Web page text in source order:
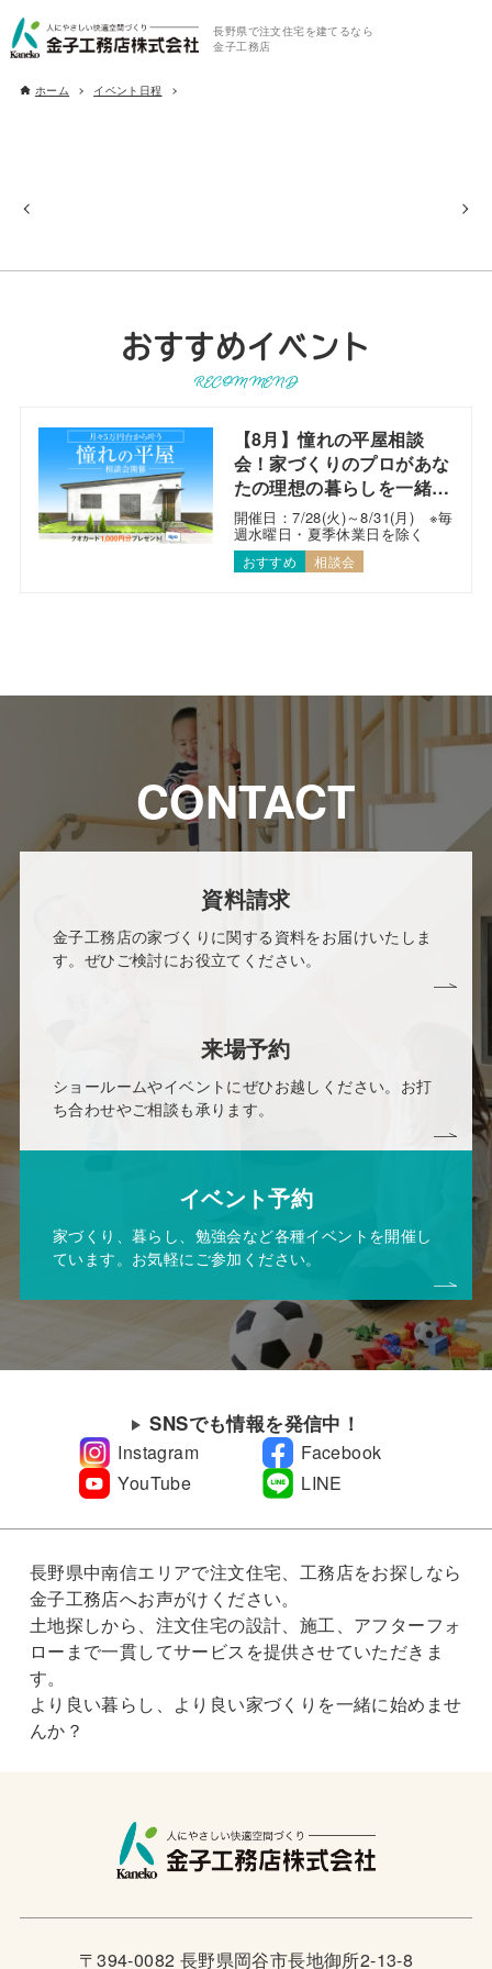
長野県で注文住宅を建てるなら
金子工務店
ホーム イベント日程
おすすめイベント
RECOMMEND
【8月】憧れの平屋相談
会！家づくりのプロがあな
たの理想の暮らしを一緒に
考えます！
開催日：7/28(火)～8/31(月) ※毎
週水曜日・夏季休業日を除く
おすすめ 相談会
CONTACT
資料請求
金子工務店の家づくりに関する資料をお届けいたしま
す。ぜひご検討にお役立てください。
来場予約
ショールームやイベントにぜひお越しください。お打
ち合わせやご相談も承ります。
イベント予約
家づくり、暮らし、勉強会など各種イベントを開催し
ています。お気軽にご参加ください。
SNSでも情報を発信中！
Instagram
Facebook
YouTube
LINE
長野県中南信エリアで注文住宅、工務店をお探しなら
金子工務店へお声がけください。
土地探しから、注文住宅の設計、施工、アフターフォ
ローまで一貫してサービスを提供させていただきま
す。
より良い暮らし、より良い家づくりを一緒に始めませ
んか？
〒394-0082 長野県岡谷市長地御所2-13-8